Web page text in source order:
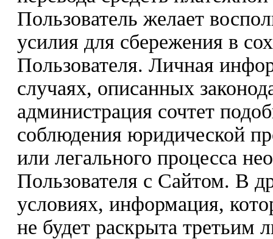
Пользователь желает
усилия для сбережения в
Пользователя. Личная
случаях, описанных
администрация сочтет
соблюдения юридической
или легального процесса
Пользователя с Сайтом. В
условиях, информация,
не будет раскрыта третьим